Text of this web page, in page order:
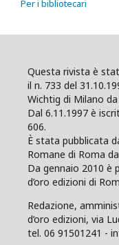
Per i bibliotecari
Questa rivista è
il n. 733 del
Wichtig di Milano
Dal 6.11.1997 è
606.
È stata pubblicata
Romane di Roma
Da gennaio 2010 è
d’oro edizioni di
Redazione,
d’oro edizioni, via
tel. 06 91501241 -